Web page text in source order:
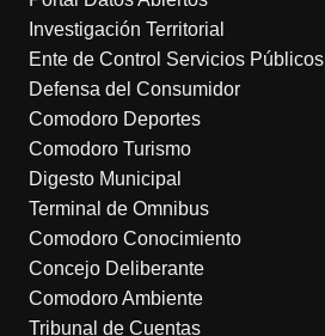
n
s
l
a
t
e
Investigación Territorial
Ente de Control Servicios Públicos
Defensa del Consumidor
Comodoro Deportes
Comodoro Turismo
Digesto Municipal
Terminal de Omnibus
Comodoro Conocimiento
Concejo Deliberante
Comodoro Ambiente
Tribunal de Cuentas